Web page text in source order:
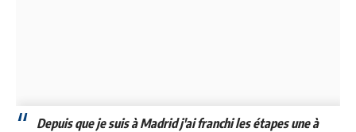
Depuis que je suis à Madrid j'ai franchi les étapes une à